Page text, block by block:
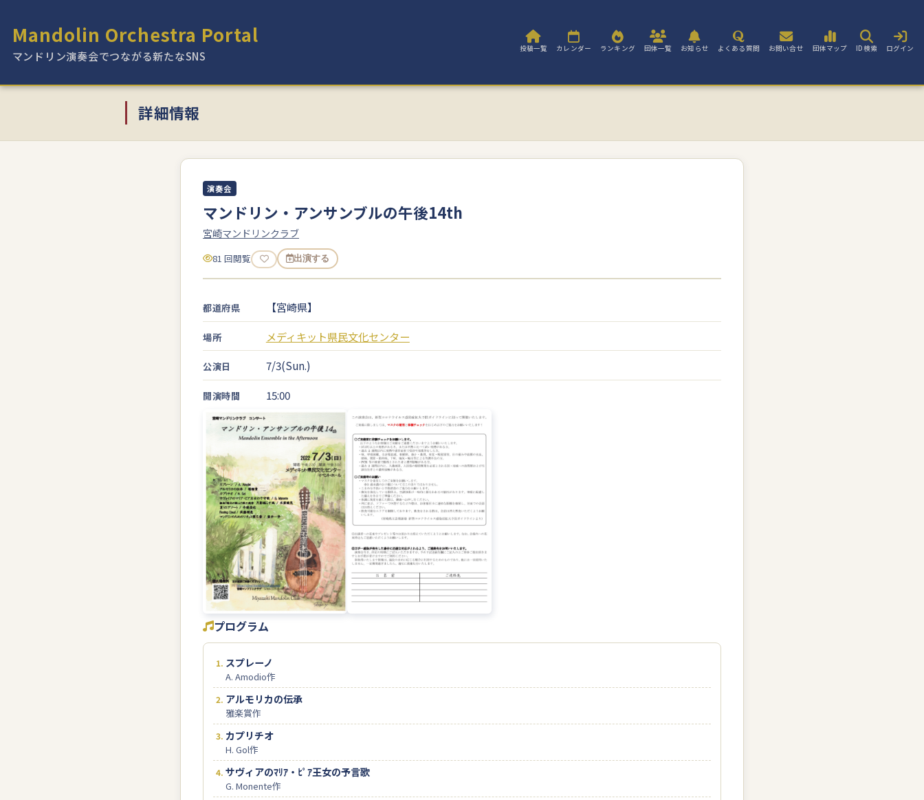
Mandolin Orchestra Portal
マンドリン演奏会でつながる新たなSNS
投稿一覧 カレンダー ランキング 団体一覧 お知らせ よくある質問 お問い合せ 団体マップ ID検索 ログイン
詳細情報
演奏会
マンドリン・アンサンブルの午後14th
宮崎マンドリンクラブ
81 回閲覧 出演する
都道府県 【宮崎県】
場所 メディキット県民文化センター
公演日 7/3(Sun.)
開演時間 15:00
プログラム
スプレーノ
A. Amodio作
アルモリカの伝承
雅楽賞作
カプリチオ
H. Gol作
サヴィアのﾏﾘｱ・ﾋﾟｱ王女の予言歌
G. Monente作